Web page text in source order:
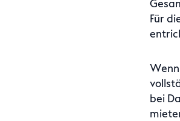
Für
bei